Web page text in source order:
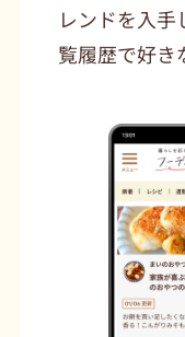
レンドを入
覧履歴で好き